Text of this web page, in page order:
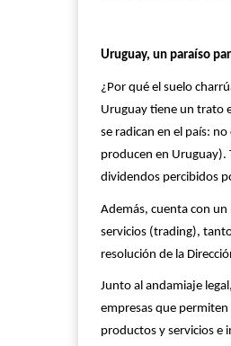
Uruguay, un paraíso
¿Por qué el suelo
Uruguay tiene un trato
se radican en el país:
producen en Uruguay).
dividendos percibidos
Además, cuenta con
servicios (trading),
resolución de la
Junto al andamiaje
empresas que
productos y servicios e